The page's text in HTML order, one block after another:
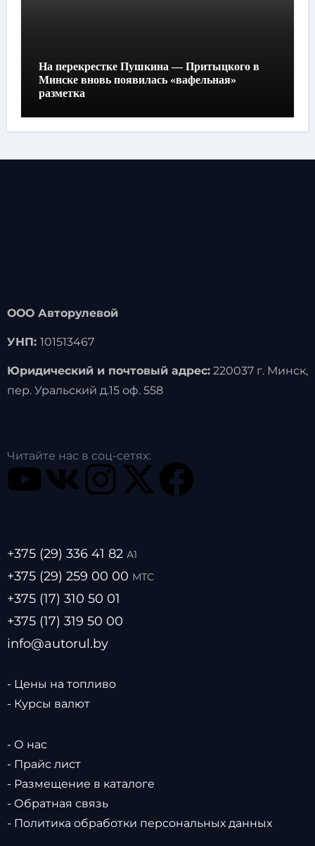
На перекрестке Пушкина — Притыцкого в
Минске вновь появилась «вафельная»
разметка
ООО Авторулевой
УНП: 101513467
Юридический и почтовый адрес:220037 г. Минск,
пер. Уральский д.15 оф. 558
Читайте нас в соц-сетях:
+375 (29) 336 41 82 А1
+375 (29) 259 00 00 МТС
+375 (17) 310 50 01
+375 (17) 319 50 00
info@autorul.by
- Цены на топливо
- Курсы валют
- О нас
- Прайс лист
- Размещение в каталоге
- Обратная связь
- Политика обработки персональных данных